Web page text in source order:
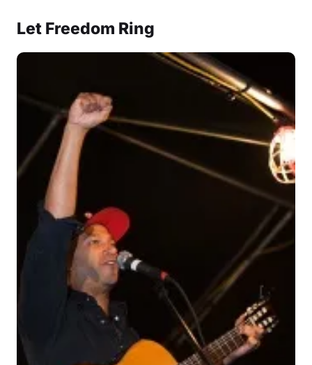
Let Freedom Ring